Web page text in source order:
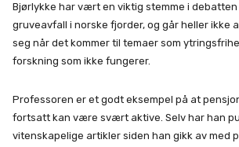
Bjørlykke har vært en viktig stemme i
gruveavfall i norske fjorder, og går heller ikke
seg når det kommer til temaer som
forskning som ikke fungerer.
Professoren er et godt eksempel på at
fortsatt kan være svært aktive. Selv har han
vitenskapelige artikler siden han gikk av med